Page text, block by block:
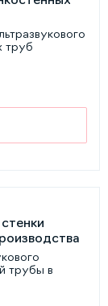
труб
трубы в